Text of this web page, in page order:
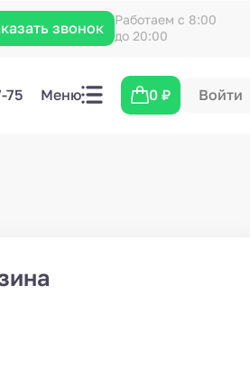
звонок
Работаем с 8:00
до 20:00
75 Меню 0₽ Войти